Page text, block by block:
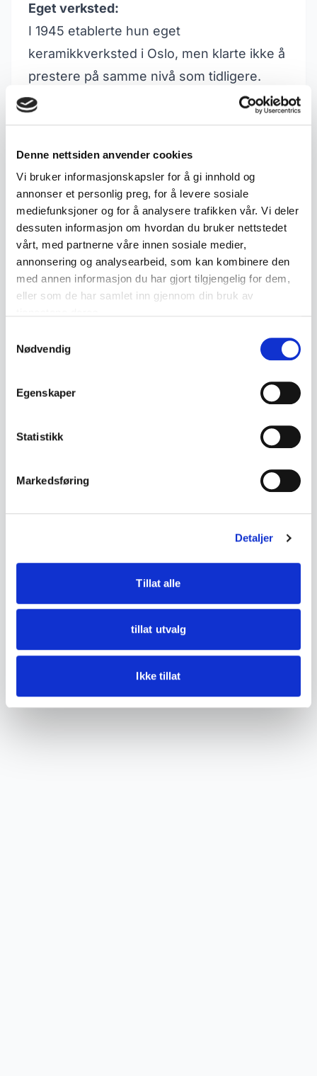
Denne nettsiden anvender cookies
Vi bruker informasjonskapsler for å gi innhold og
annonser et personlig preg, for å levere sosiale
mediefunksjoner og for å analysere trafikken vår. Vi deler
dessuten informasjon om hvordan du bruker nettstedet
vårt, med partnerne våre innen sosiale medier,
annonsering og analysearbeid, som kan kombinere den
med annen informasjon du har gjort tilgjengelig for dem,
eller som de har samlet inn gjennom din bruk av
Nødvendig
Egenskaper
Statistikk
Markedsføring
Detaljer
Tillat alle
tillat utvalg
Ikke tillat
Eget verksted:
I 1945 etablerte hun eget
keramikkverksted i Oslo, men klarte ikke å
prestere på samme nivå som tidligere.
Andre arbeider:
Gulbrandsen har også jobbet med tapeter,
helleristningsmotiv.
Se produkter i Sølv & Metall
830S Sølv
925S Sterling sølv:
Kinesisk eksportsølv